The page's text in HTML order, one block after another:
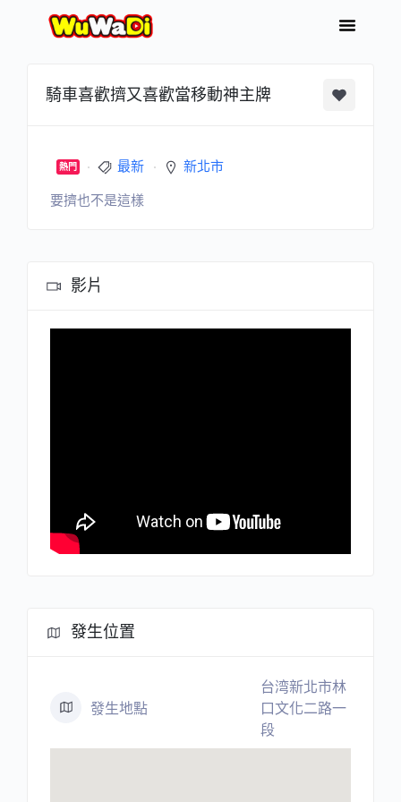
騎車喜歡擠又喜歡當移動神主牌
熱門 最新 新北市
要擠也不是這樣
影片
發生位置
發生地點
台湾新北市林
口文化二路一
段